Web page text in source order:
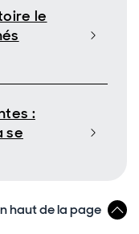
le
:
se
haut de la page